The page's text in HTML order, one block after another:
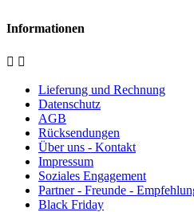
Informationen
 
Lieferung und Rechnung
Datenschutz
AGB
Rücksendungen
Über uns - Kontakt
Impressum
Soziales Engagement
Partner - Freunde -
Black Friday